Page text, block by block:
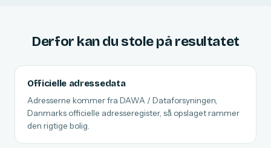
Derfor kan du stole på resultatet
Officielle adressedata
Adresserne kommer fra DAWA / Dataforsyningen,
Danmarks officielle adresseregister, så opslaget rammer
den rigtige bolig.